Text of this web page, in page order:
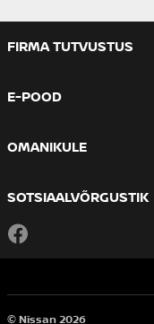
FIRMA TUTVUSTUS
E-POOD
OMANIKULE
SOTSIAALVÕRGUSTIK
© Nissan 2026